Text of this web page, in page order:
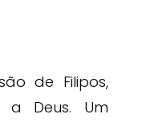
de Filipos,
Deus. Um